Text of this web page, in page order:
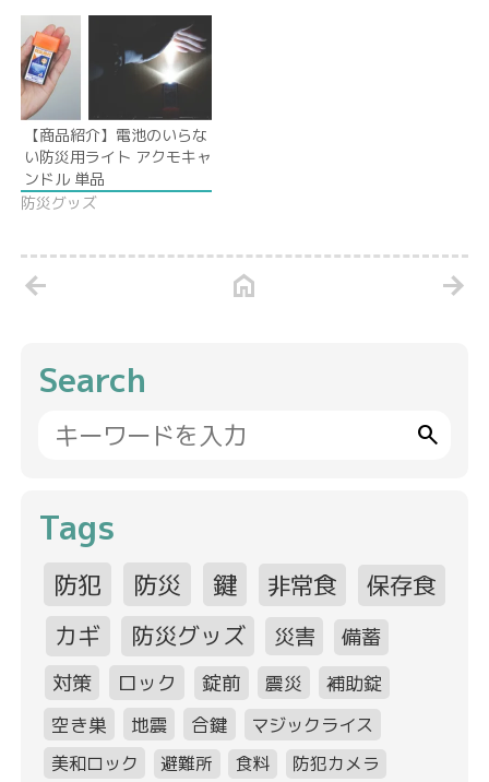
【商品紹介】電池のいらな
い防災用ライト アクモキャ
ンドル 単品
防災グッズ
arrow_back home arrow_forward
Search
search
Tags
防犯 防災 鍵 非常食
保存食
カギ
防災グッズ 災害
備蓄
対策
ロック 錠前 震災
補助錠
空き巣
地震 合鍵
マジックライス
美和ロック
避難所 食料
防犯カメラ